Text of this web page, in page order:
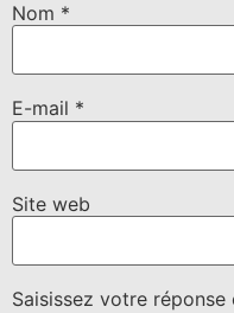
Nom *
E-mail *
Site web
Saisissez votre réponse